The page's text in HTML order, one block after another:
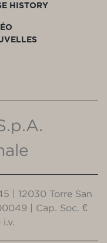
HISTORY
| 12030 Torre San
| Cap. Soc. €